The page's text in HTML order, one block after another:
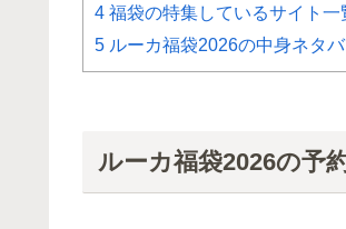
4 福袋の特集しているサイト一
5 ルーカ福袋2026の中身ネタ
ルーカ福袋2026の予